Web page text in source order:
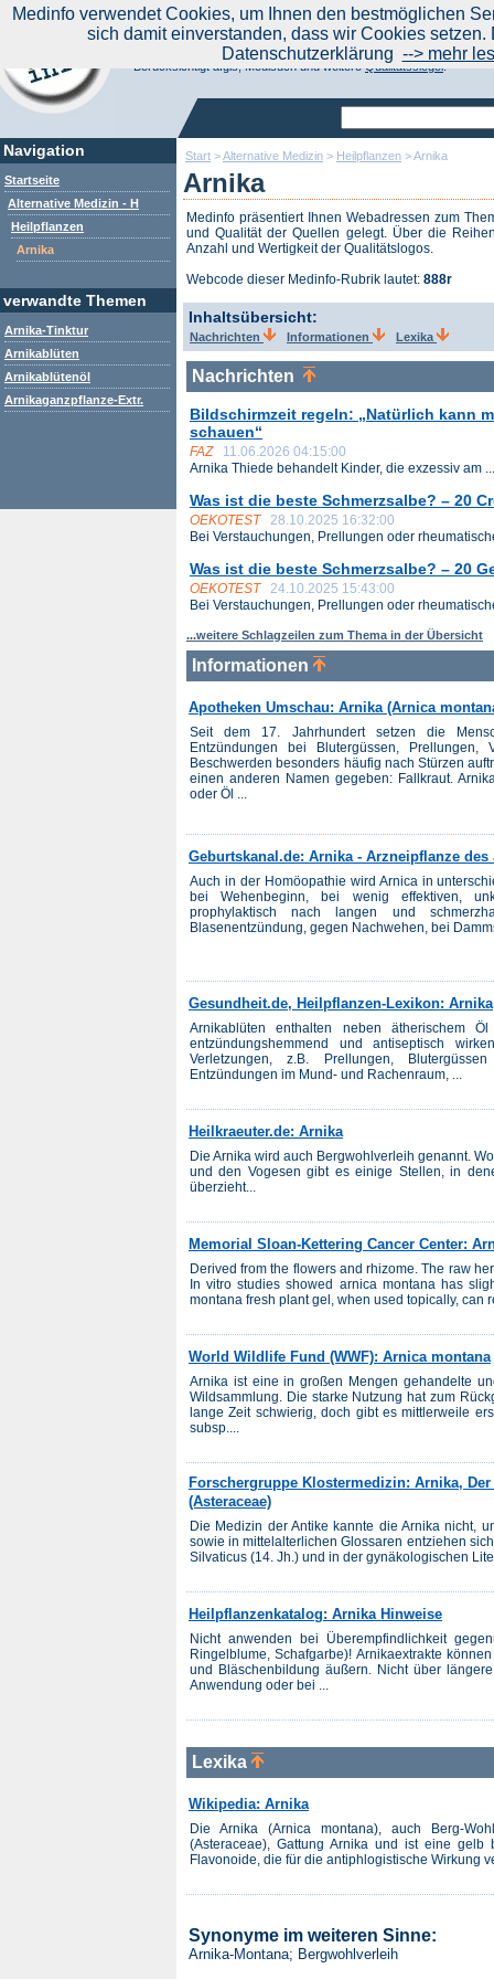
Start >Alternative Medizin > Heilpflanzen >Arnika
Arnika
Medinfo präsentiert Ihnen Webadressen zum
und Qualität der Quellen gelegt. Über die
Anzahl und Wertigkeit der Qualitätslogos.
Webcode dieser Medinfo-Rubrik lautet: 888r
Inhaltsübersicht:
Nachrichten Informationen Lexika
Nachrichten
Bildschirmzeit regeln: „Natürlich kann
schauen“
FAZ
11.06.2026 04:15:00
Arnika Thiede behandelt Kinder, die exzessiv am ...
Was ist die beste Schmerzsalbe? – 20
OEKOTEST
28.10.2025 16:32:00
Bei Verstauchungen, Prellungen oder
Was ist die beste Schmerzsalbe? – 20
OEKOTEST
24.10.2025 15:43:00
Bei Verstauchungen, Prellungen oder
...weitere Schlagzeilen zum Thema in der Übersicht
Informationen
Apotheken Umschau: Arnika (Arnica
Seit dem 17. Jahrhundert setzen die
Entzündungen bei Blutergüssen,
Beschwerden besonders häufig nach Stürzen
einen anderen Namen gegeben: Fallkraut.
oder Öl ...
Geburtskanal.de: Arnika - Arzneipflanze des
Auch in der Homöopathie wird Arnica in
bei Wehenbeginn, bei wenig effektiven,
prophylaktisch nach langen und
Blasenentzündung, gegen Nachwehen, bei
Gesundheit.de, Heilpflanzen-Lexikon: Arnika
Arnikablüten enthalten neben ätherischem
entzündungshemmend und antiseptisch
Verletzungen, z.B. Prellungen,
Entzündungen im Mund- und Rachenraum, ...
Heilkraeuter.de: Arnika
Die Arnika wird auch Bergwohlverleih genannt.
und den Vogesen gibt es einige Stellen, in
überzieht...
Memorial Sloan-Kettering Cancer Center:
Derived from the flowers and rhizome. The raw
In vitro studies showed arnica montana has
montana fresh plant gel, when used topically, can
World Wildlife Fund (WWF): Arnica montana
Arnika ist eine in großen Mengen gehandelte
Wildsammlung. Die starke Nutzung hat zum
lange Zeit schwierig, doch gibt es mittlerweile
subsp....
Forschergruppe Klostermedizin: Arnika,
(Asteraceae)
Die Medizin der Antike kannte die Arnika nicht,
sowie in mittelalterlichen Glossaren entziehen
Silvaticus (14. Jh.) und in der gynäkologischen
Heilpflanzenkatalog: Arnika Hinweise
Nicht anwenden bei Überempfindlichkeit
Ringelblume, Schafgarbe)! Arnikaextrakte
und Bläschenbildung äußern. Nicht über
Anwendung oder bei ...
Lexika
Wikipedia: Arnika
Die Arnika (Arnica montana), auch Berg-
(Asteraceae), Gattung Arnika und ist eine gelb
Flavonoide, die für die antiphlogistische Wirkung
Synonyme im weiteren Sinne:
Arnika-Montana; Bergwohlverleih
Navigation
Startseite
Alternative Medizin - H
Heilpflanzen
Arnika
verwandte Themen
Arnika-Tinktur
Arnikablüten
Arnikablütenöl
Arnikaganzpflanze-Extr.
Aktuelle Nachrichten|
Suchen Sie noch oder Finden Sie schon?
Medinfo.de - Meta-Portal für Gesundheitsthemen
Berücksichtigt afgis, Medisuch und weitereQualitätssiegel.
Medinfo verwendet Cookies, um Ihnen den bestmöglichen
sich damit einverstanden, dass wir Cookies
Datenschutzerklärung --> mehr